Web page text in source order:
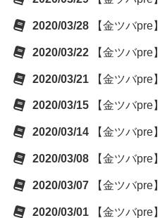
2020/03/28 【金ツバpre】
2020/03/22 【金ツバpre】
2020/03/21 【金ツバpre】
2020/03/15 【金ツバpre】
2020/03/14 【金ツバpre】
2020/03/08 【金ツバpre】
2020/03/07 【金ツバpre】
2020/03/01 【金ツバpre】